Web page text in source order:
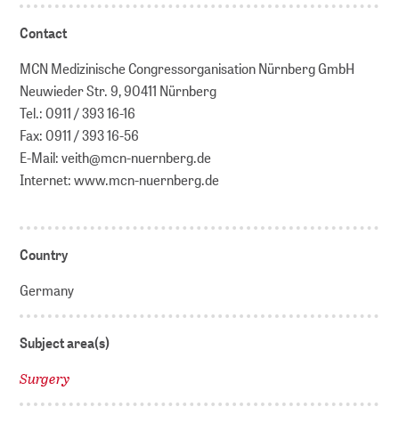
Contact
MCN Medizinische Congressorganisation Nürnberg GmbH
Neuwieder Str. 9, 90411 Nürnberg
Tel.: 0911 / 393 16-16
Fax: 0911 / 393 16-56
E-Mail: veith@mcn-nuernberg.de
Internet: www.mcn-nuernberg.de
Country
Germany
Subject area(s)
Surgery